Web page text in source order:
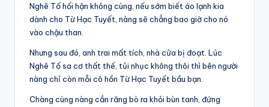
Nghê Tố hối hận không cùng, nếu sớm biết áo lạnh kia
dành cho Từ Hạc Tuyết, nàng sẽ chẳng bao giờ cho nó
vào chậu than.
Nhưng sau đó, anh trai mất tích, nhà cửa bị đoạt. Lúc
Nghê Tố sa cơ thất thế, tủi nhục không thôi thì bên người
nàng chỉ còn mỗi cô hồn Từ Hạc Tuyết bầu bạn.
Chàng cùng nàng cắn răng bò ra khỏi bùn tanh, đứng